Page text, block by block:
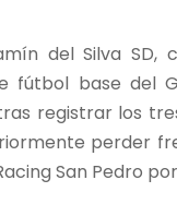
del Silva
fútbol base del
registrar los
perder
San Pedro